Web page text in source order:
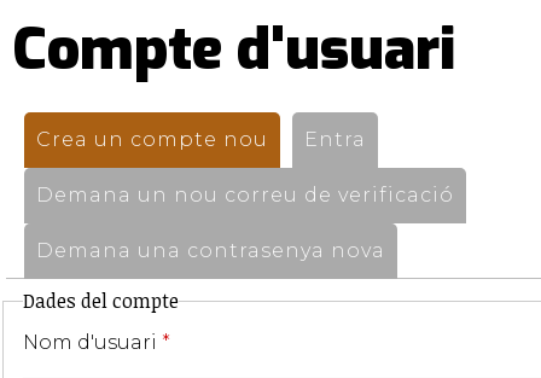
Compte d'usuari
Pestanyes
primàries
Crea un compte nou (pestanya activa)
Entra
Demana un nou correu de verificació
Demana una contrasenya nova
Dades del compte
Nom d'usuari *